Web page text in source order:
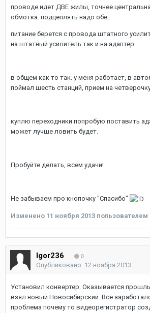
проводе идет ДВЕ жилы, точнее
обмотка. подцеплять надо обе.
питание берется с провода штатного
на штатный усилитель так и на адаптер.
в общем как то так. у меня работает, в
поймал шесть станций, прием на
куплю переходники попробую поставить
может лучше ловить будет.
Пробуйте делать, всем удачи!
Не забываем про кнопочку "Спасибо"
Изменено 11 ноября 2013 пользователем
Igor236 0
Опубликовано: 12 ноября 2013
Установил конвертер. Оказывается
взял новый Новосибирский. Всё
проблема почему то видеорегистратор